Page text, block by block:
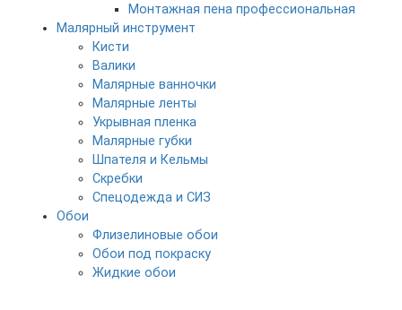
Монтажная пена профессиональная
Малярный инструмент
Кисти
Валики
Малярные ванночки
Малярные ленты
Укрывная пленка
Малярные губки
Шпателя и Кельмы
Скребки
Спецодежда и СИЗ
Обои
Флизелиновые обои
Обои под покраску
Жидкие обои